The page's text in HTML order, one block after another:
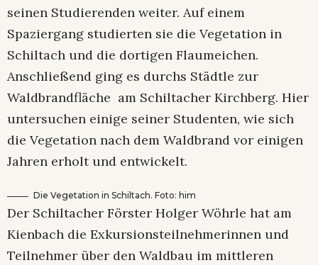
seinen Studierenden weiter. Auf einem
Spaziergang studierten sie die Vegetation in
Schiltach und die dortigen Flaumeichen.
Anschließend ging es durchs Städtle zur
Waldbrandfläche am Schiltacher Kirchberg. Hier
untersuchen einige seiner Studenten, wie sich
die Vegetation nach dem Waldbrand vor einigen
Jahren erholt und entwickelt.
Die Vegetation in Schiltach. Foto: him
Der Schiltacher Förster Holger Wöhrle hat am
Kienbach die Exkursionsteilnehmerinnen und
Teilnehmer über den Waldbau im mittleren